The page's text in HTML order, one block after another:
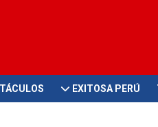
EXITOSA PERÚ